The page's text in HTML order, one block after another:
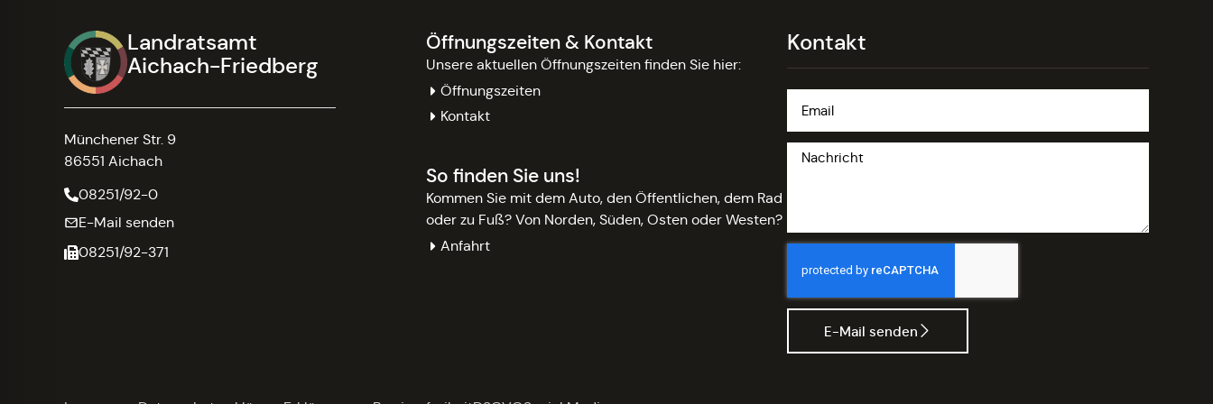
Landratsamt
Aichach-Friedberg
Münchener Str. 9
86551 Aichach
08251/92-0
E-Mail senden
08251/92-371
Öffnungszeiten & Kontakt
Unsere aktuellen Öffnungszeiten finden Sie hier:
Öffnungszeiten
Kontakt
So finden Sie uns!
Kommen Sie mit dem Auto, den Öffentlichen, dem Rad
oder zu Fuß? Von Norden, Süden, Osten oder Westen?
Anfahrt
Kontakt
E-Mail senden